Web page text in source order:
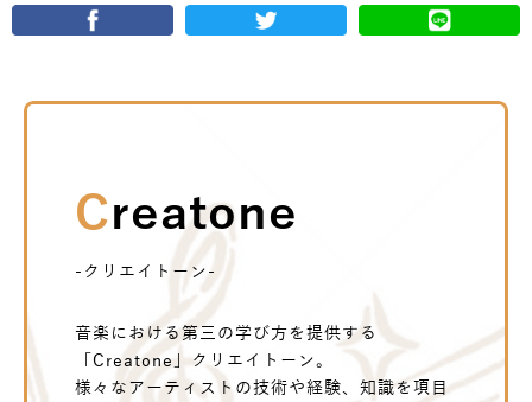
Creatone
-クリエイトーン-
音楽における第三の学び方を提供する
「Creatone」クリエイトーン。
様々なアーティストの技術や経験、知識を項目